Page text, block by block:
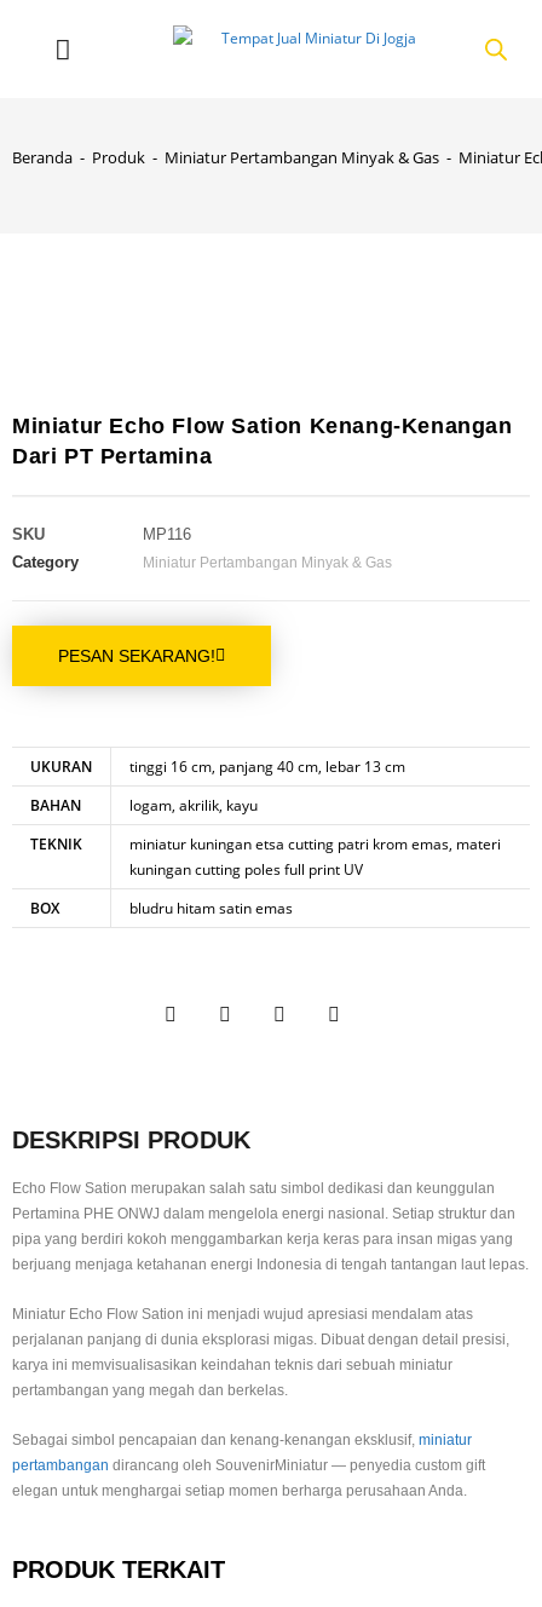
Beranda - Produk - Miniatur Pertambangan Minyak & Gas - Miniatur
Miniatur Echo Flow Sation Kenang-Kenangan
Dari PT Pertamina
SKU
MP116
Category
Miniatur Pertambangan Minyak & Gas
PESAN SEKARANG!
UKURAN
tinggi 16 cm, panjang 40 cm, lebar 13 cm
BAHAN
logam, akrilik, kayu
TEKNIK
miniatur kuningan etsa cutting patri krom emas, materi
kuningan cutting poles full print UV
BOX
bludru hitam satin emas
DESKRIPSI PRODUK
Echo Flow Sation merupakan salah satu simbol dedikasi dan keunggulan
Pertamina PHE ONWJ dalam mengelola energi nasional. Setiap struktur dan
pipa yang berdiri kokoh menggambarkan kerja keras para insan migas yang
berjuang menjaga ketahanan energi Indonesia di tengah tantangan laut lepas.
Miniatur Echo Flow Sation ini menjadi wujud apresiasi mendalam atas
perjalanan panjang di dunia eksplorasi migas. Dibuat dengan detail presisi,
karya ini memvisualisasikan keindahan teknis dari sebuah miniatur
pertambangan yang megah dan berkelas.
Sebagai simbol pencapaian dan kenang-kenangan eksklusif, miniatur
pertambangan dirancang oleh SouvenirMiniatur — penyedia custom gift
elegan untuk menghargai setiap momen berharga perusahaan Anda.
PRODUK TERKAIT